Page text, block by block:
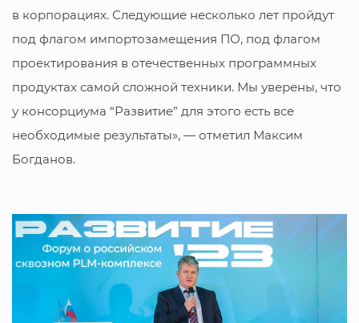
в корпорациях. Следующие несколько лет пройдут
под флагом импортозамещения ПО, под флагом
проектирования в отечественных программных
продуктах самой сложной техники. Мы уверены, что
у консорциума “Развитие” для этого есть все
необходимые результаты», — отметил Максим
Богданов.